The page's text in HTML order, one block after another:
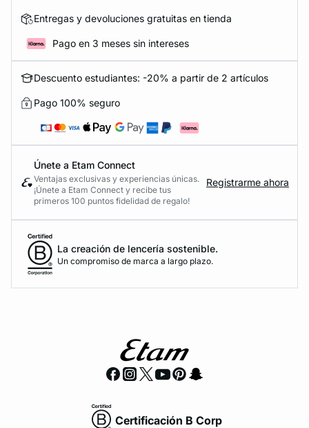
Entregas y devoluciones gratuitas en tienda
Pago en 3 meses sin intereses
Descuento estudiantes: -20% a partir de 2 artículos
Pago 100% seguro
Únete a Etam Connect
Ventajas exclusivas y experiencias únicas.
¡Únete a Etam Connect y recibe tus
primeros 100 puntos fidelidad de regalo!
Registrarme ahora
La creación de lencería sostenible.
Un compromiso de marca a largo plazo.
Certificación B Corp